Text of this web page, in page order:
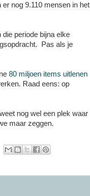
nog 9.110 mensen in het
periode bijna elke
Pas als je
80 miljoen items uitlenen
Raad eens: op
nog wel een plek waar
maar zeggen.